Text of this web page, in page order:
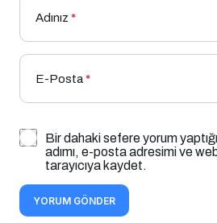
Adınız *
E-Posta*
Bir dahaki sefere yorum
adımı, e-posta adresimi ve
tarayıcıya kaydet.
YORUM GÖNDER